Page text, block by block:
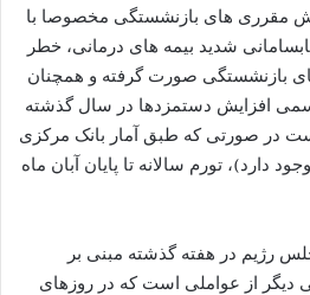
مقرری های بازنشستگی مخصوصا با
شدید بیمه های درمانی، خطر
بازنشستگی صورت گرفته و همچنان
افزایش دستمزدها در سال گذشته
۲۰% بوده است در صورتی که طبق آمار بانک مرکزی
دارد)، تورم سالانه تا پایان آبان ماه
رژیم در هفته گذشته مبنی بر
از عواملی است که در روزهای